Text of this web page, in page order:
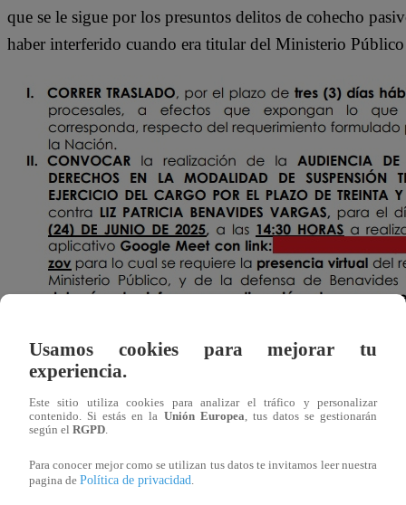
que se le sigue por los presuntos delitos de cohecho
haber interferido cuando era titular del Ministerio
CONFLICTO EN LA FISCALÍA
Como se recuerda, la fiscal suprema Patricia
Usamos cookies para mejorar tu
experiencia.
Este sitio utiliza cookies para analizar el tráfico y personalizar
contenido. Si estás en la Unión Europea, tus datos se gestionarán
según el RGPD.
Para conocer mejor como se utilizan tus datos te invitamos leer nuestra
pagina de Política de privacidad.